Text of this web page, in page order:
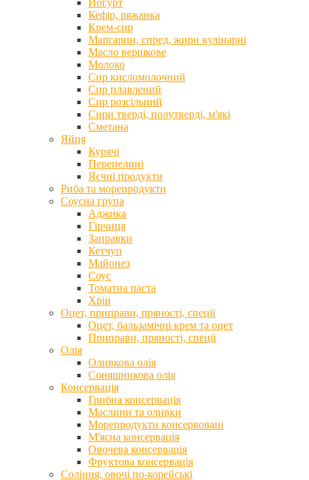
Йогурт
Кефір, ряжанка
Крем-сир
Маргарин, спред, жири кулінарні
Масло вершкове
Молоко
Сир кисломолочний
Сир плавлений
Сир розсільний
Сири тверді, полутверді, м'які
Сметана
Яйця
Курячі
Перепелині
Яєчні продукти
Риба та морепродукти
Соусна група
Аджика
Гірчиця
Заправки
Кетчуп
Майонез
Соус
Томатна паста
Хрін
Оцет, приправи, пряності, спеції
Оцет, бальзамічні крем та оцет
Приправи, пряності, спеції
Олія
Оливкова олія
Соняшникова олія
Консервація
Грибна консервація
Маслини та оливки
Морепродукти консервовані
М'ясна консервація
Овочева консервація
Фруктова консервація
Соління, овочі по-корейські